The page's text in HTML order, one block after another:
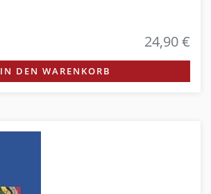
24,90 €
IN DEN WARENKORB